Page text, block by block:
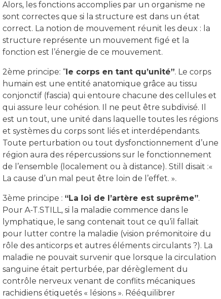
Alors, les fonctions accomplies par un organisme ne
sont correctes que si la structure est dans un état
correct. La notion de mouvement réunit les deux : la
structure représente un mouvement figé et la
fonction est l’énergie de ce mouvement.
2ème principe: “le corps en tant qu’unité”. Le corps
humain est une entité anatomique grâce au tissu
conjonctif (fascia) qui entoure chacune des cellules et
qui assure leur cohésion. Il ne peut être subdivisé. Il
est un tout, une unité dans laquelle toutes les régions
et systèmes du corps sont liés et interdépendants.
Toute perturbation ou tout dysfonctionnement d’une
région aura des répercussions sur le fonctionnement
de l’ensemble (localement ou à distance). Still disait :«
La cause d’un mal peut être loin de l’effet. ».
3ème principe : “La loi de l’artère est suprême”.
Pour A-T.STILL, si la maladie commence dans le
lymphatique, le sang contenait tout ce qu’il fallait
pour lutter contre la maladie (vision prémonitoire du
rôle des anticorps et autres éléments circulants ?). La
maladie ne pouvait survenir que lorsque la circulation
sanguine était perturbée, par dérèglement du
contrôle nerveux venant de conflits mécaniques
rachidiens étiquetés « lésions ». Rééquilibrer